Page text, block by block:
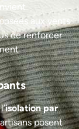
aux vents
de renforcer
isolation par
posent